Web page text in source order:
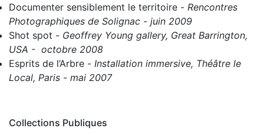
Documenter sensiblement le territoire - Rencontres
Photographiques de Solignac - juin 2009
Shot spot - Geoffrey Young gallery, Great Barrington,
USA - octobre 2008
Esprits de l’Arbre - Installation immersive, Théâtre le
Local, Paris - mai 2007
Collections Publiques